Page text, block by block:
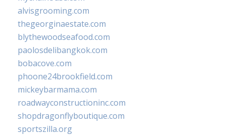
alvisgrooming.com
thegeorginaestate.com
blythewoodseafood.com
paolosdelibangkok.com
bobacove.com
phoone24brookfield.com
mickeybarmama.com
roadwayconstructioninc.com
shopdragonflyboutique.com
sportszilla.org